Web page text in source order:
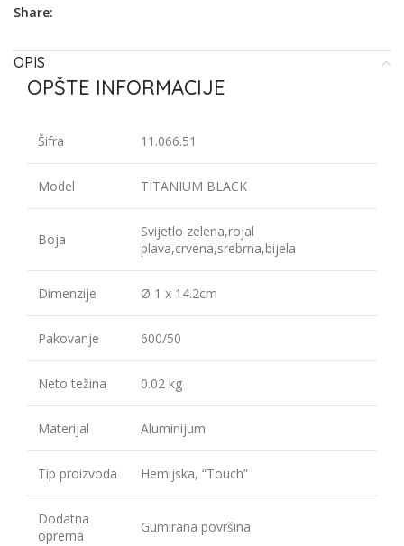
Share:
OPIS
OPŠTE INFORMACIJE
Šifra 11.066.51
Model TITANIUM BLACK
Boja
Svijetlo zelena,rojal
plava,crvena,srebrna,bijela
Dimenzije Ø 1 x 14.2cm
Pakovanje 600/50
Neto težina 0.02 kg
Materijal Aluminijum
Tip proizvoda Hemijska, “Touch”
Dodatna
oprema
Gumirana površina